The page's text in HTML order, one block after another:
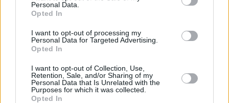
visitando nuestra política de privacidad.
Personal Data.
Opted In
I want to opt-out of processing my
Personal Data for Targeted Advertising.
Opted In
I want to opt-out of Collection, Use,
Retention, Sale, and/or Sharing of my
Personal Data that Is Unrelated with the
Purposes for which it was collected.
Opted In